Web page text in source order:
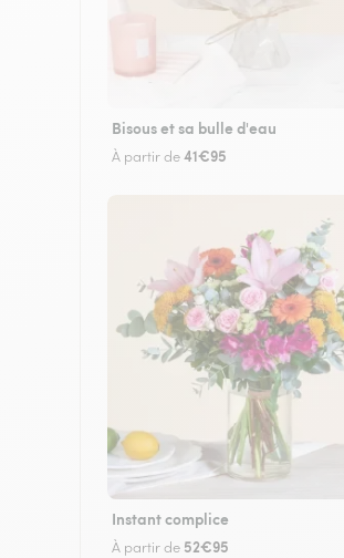
Bisous et sa bulle d'eau
À partir de41€95
Instant complice
À partir de 52€95